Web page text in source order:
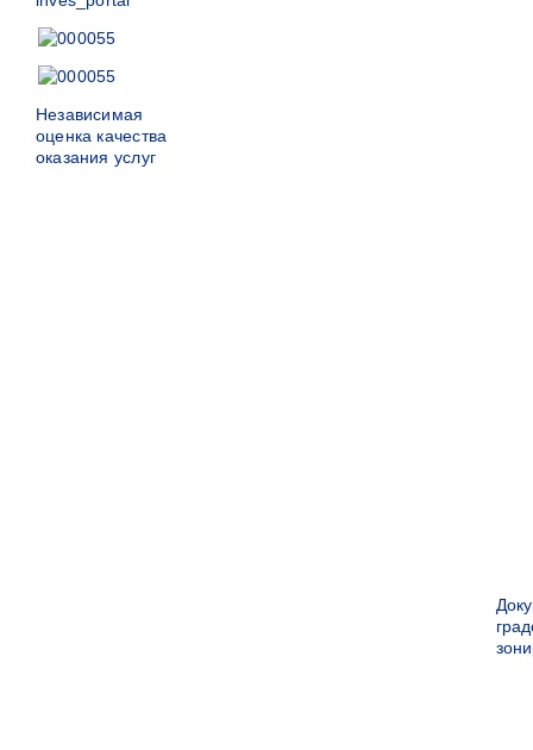
Независимая
оценка качества
оказания услуг